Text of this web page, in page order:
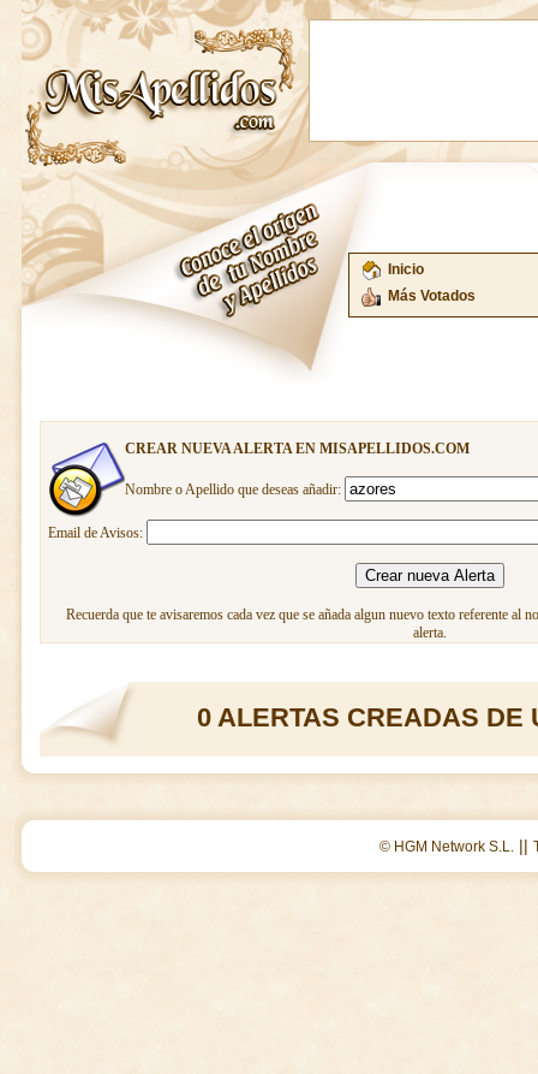
Inicio
Más Votados
CREAR NUEVA ALERTA EN MISAPELLIDOS.COM
Nombre o Apellido que deseas añadir:
Email de Avisos:
Recuerda que te avisaremos cada vez que se añada algun nuevo texto referente al
alerta.
0 ALERTAS CREADAS DE
© HGM Network S.L. ||